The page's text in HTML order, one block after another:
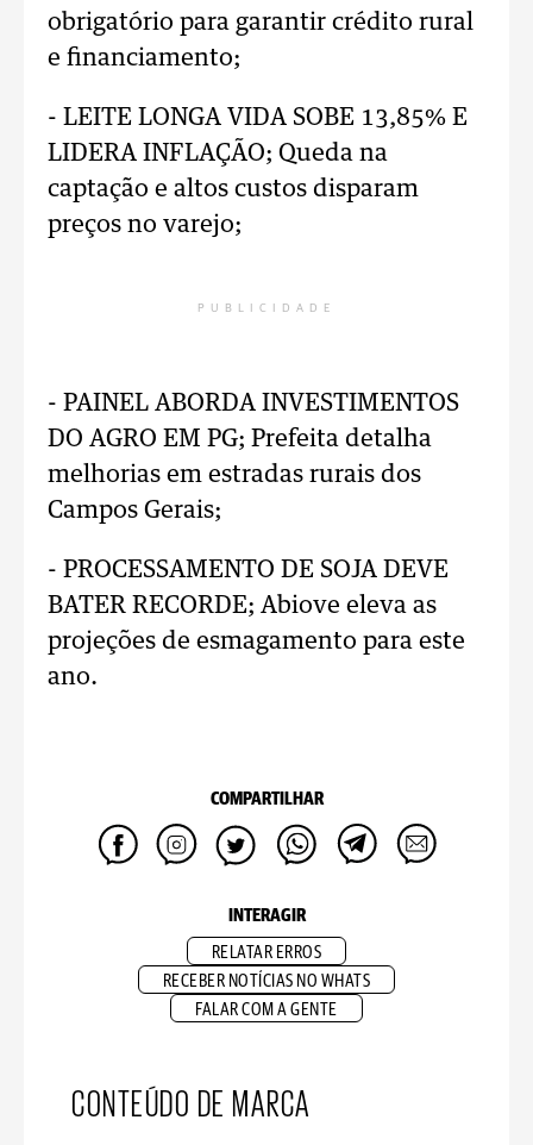
obrigatório para garantir crédito rural
e financiamento;
- LEITE LONGA VIDA SOBE 13,85% E
LIDERA INFLAÇÃO; Queda na
captação e altos custos disparam
preços no varejo;
PUBLICIDADE
- PAINEL ABORDA INVESTIMENTOS
DO AGRO EM PG; Prefeita detalha
melhorias em estradas rurais dos
Campos Gerais;
- PROCESSAMENTO DE SOJA DEVE
BATER RECORDE; Abiove eleva as
projeções de esmagamento para este
ano.
COMPARTILHAR
INTERAGIR
RELATAR ERROS
RECEBER NOTÍCIAS NO WHATS
FALAR COM A GENTE
CONTEÚDO DE MARCA